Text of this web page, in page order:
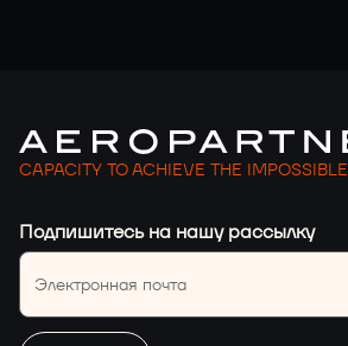
CAPACITY TO ACHIEVE THE IMPOSSIBLE
Подпишитесь на нашу рассылку